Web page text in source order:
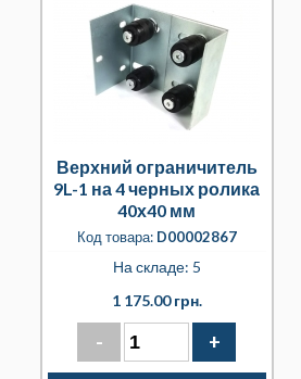
Верхний ограничитель
9L-1 на 4 черных ролика
40х40 мм
Код товара:D00002867
На складе: 5
1 175.00 грн.
- +